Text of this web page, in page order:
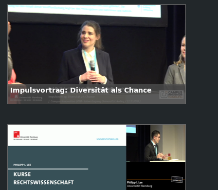
Impulsvortrag: Diversität als Chance